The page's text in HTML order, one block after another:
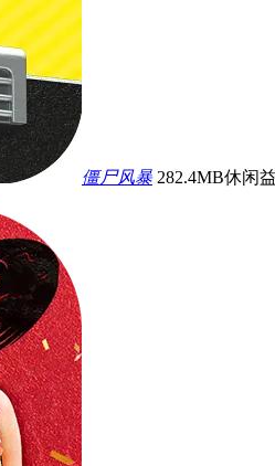
僵尸风暴 282.4MB休闲